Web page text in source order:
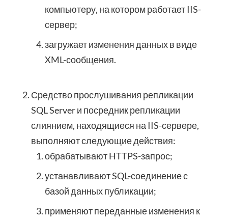
компьютеру, на котором работает IIS-
сервер;
загружает изменения данных в виде
XML-сообщения.
Средство прослушивания репликации
SQL Server и посредник репликации
слиянием, находящиеся на IIS-сервере,
выполняют следующие действия:
обрабатывают HTTPS-запрос;
устанавливают SQL-соединение с
базой данных публикации;
применяют переданные изменения к